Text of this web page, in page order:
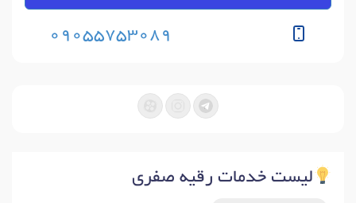
09055753089
لیست خدمات رقیه صفری